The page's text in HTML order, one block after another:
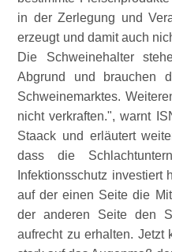
in der Zerlegung und
erzeugt und damit auch
Die Schweinehalter
Abgrund und brauchen
Schweinemarktes.
nicht verkraften. , warnt
Staack und erläutert
dass die
Infektionsschutz investiert
auf der einen Seite die
der anderen Seite den
aufrecht zu erhalten. Jetzt